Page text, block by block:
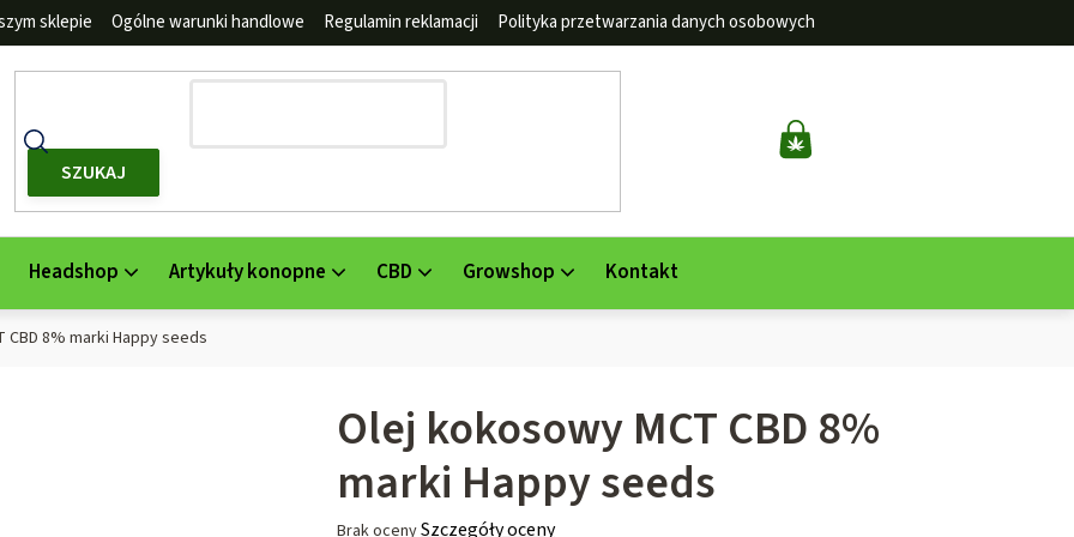
sklepie Ogólne warunki handlowe Regulamin reklamacji Polityka przetwarzania danych osobowych
SZUKAJ KOSZYK
Headshop Artykuły konopne CBD Growshop Kontakt
CBD 8% marki Happy seeds
Olej kokosowy MCT CBD 8%
marki Happy seeds
Średnia
Brak ocenySzczegóły oceny